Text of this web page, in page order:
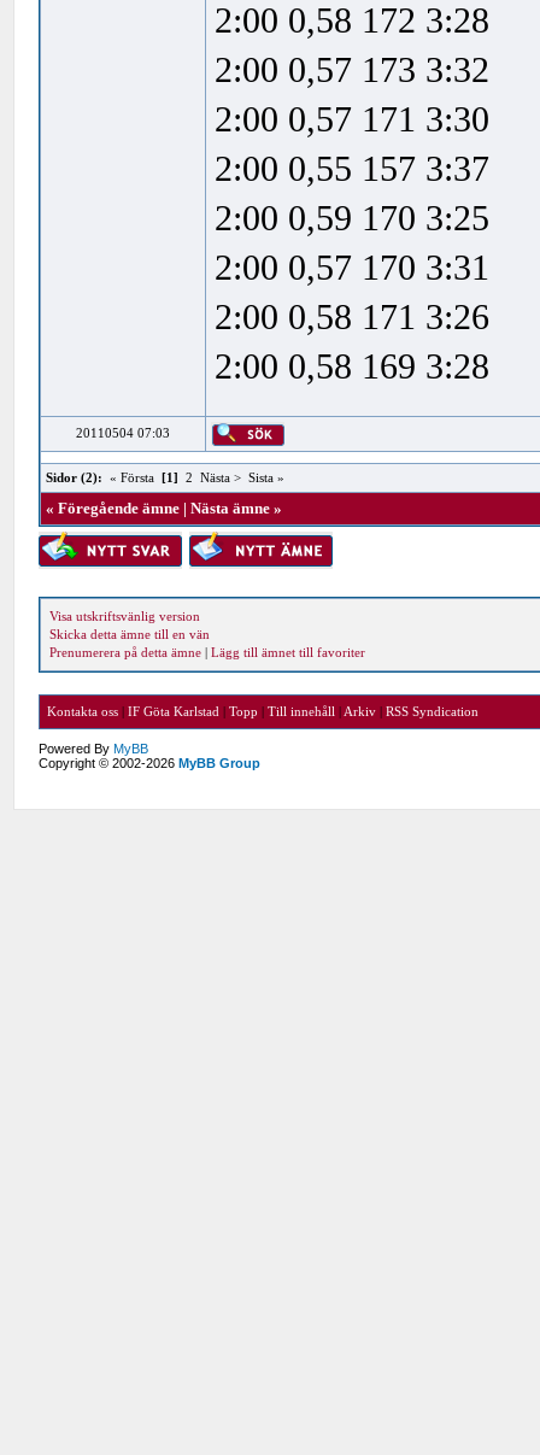
2:00 0,58 172 3:28
2:00 0,57 173 3:32
2:00 0,57 171 3:30
2:00 0,55 157 3:37
2:00 0,59 170 3:25
2:00 0,57 170 3:31
2:00 0,58 171 3:26
2:00 0,58 169 3:28
20110504 07:03
Sidor (2): « Första [1] 2 Nästa > Sista »
«Föregående ämne |Nästa ämne »
Visa utskriftsvänlig version
Skicka detta ämne till en vän
Prenumerera på detta ämne |Lägg till ämnet till favoriter
Kontakta oss |IF Göta Karlstad |Topp |Till innehåll | Arkiv |RSS Syndication
Powered ByMyBB
Copyright © 2002-2026MyBB Group